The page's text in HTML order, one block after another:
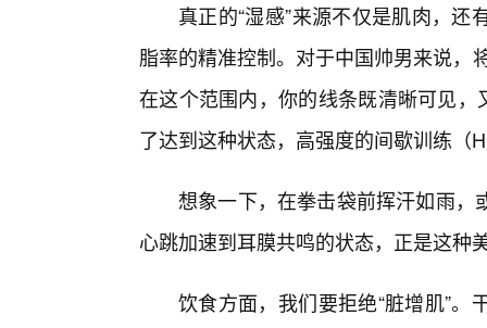
真正的“湿感”来源不仅是肌肉，
脂率的精准控制。对于中国帅男来说，
在这个范围内，你的线条既清晰可见
了达到这种状态，高强度的间歇训练（
想象一下，在拳击袋前挥汗如雨，
心跳加速到耳膜共鸣的状态，正是这种
饮食方面，我们要拒绝“脏增肌”